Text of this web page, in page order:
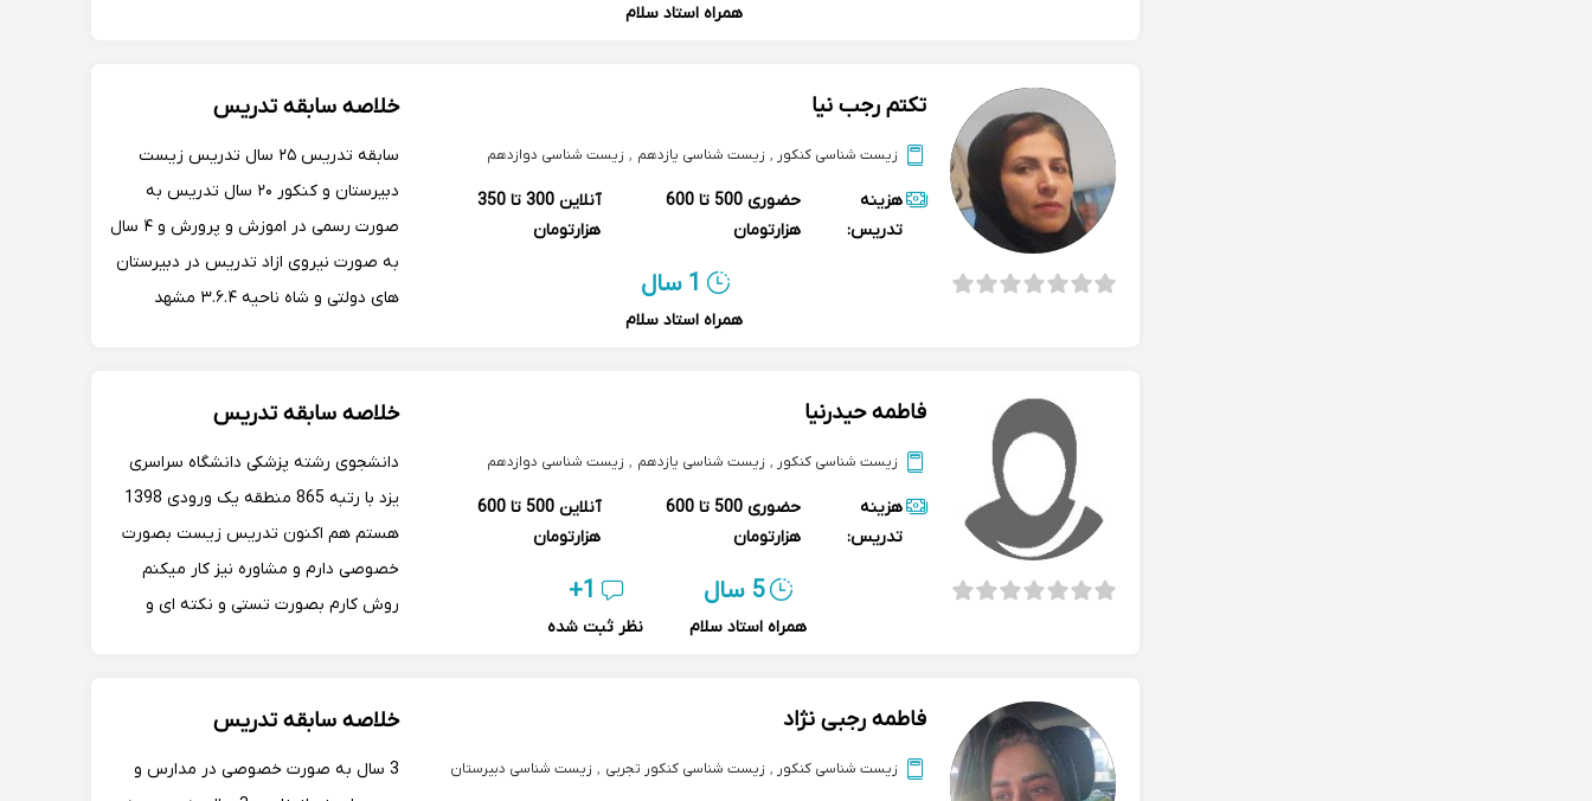
همراه استاد سلام
صحیح‌تست زنی. آموزش روش مطالعه
تکتم رجب نیا
زیست شناسی کنکور , زیست شناسی یازدهم , زیست شناسی دوازدهم
هزینه
تدریس:
حضوری
500 تا 600
هزارتومان
آنلاین
300 تا 350
هزارتومان
1 سال
همراه استاد سلام
خلاصه سابقه تدریس
سابقه تدریس ۲۵ سال تدریس زیست
دبیرستان و کنکور ۲۰ سال تدریس به
صورت رسمی در اموزش و پرورش و ۴ سال
به صورت نیروی ازاد تدریس در دبیرستان
های دولتی و شاه ناحیه ۳.۶.۴ مشهد
خراسان رضوی
فاطمه حیدرنیا
زیست شناسی کنکور , زیست شناسی یازدهم , زیست شناسی دوازدهم
هزینه
تدریس:
حضوری
500 تا 600
هزارتومان
آنلاین
500 تا 600
هزارتومان
5 سال
همراه استاد سلام
1+
نظر ثبت شده
خلاصه سابقه تدریس
دانشجوی رشته پزشکی دانشگاه سراسری
یزد با رتبه 865 منطقه یک ورودی 1398
هستم هم اکنون تدریس زیست بصورت
خصوصی دارم و مشاوره نیز کار میکنم
روش کارم بصورت تستی و نکته ای و
انلاین به علت اینکه بچه ها دیگر درگیر
فاطمه رجبی نژاد
زیست شناسی کنکور , زیست شناسی کنکور تجربی , زیست شناسی دبیرستان
خلاصه سابقه تدریس
3 سال به صورت خصوصی در مدارس و